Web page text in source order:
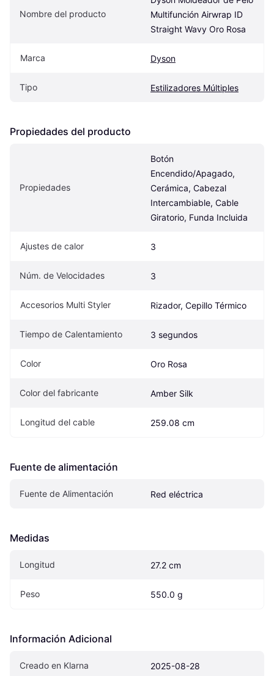
Nombre del producto
Multifunción Airwrap ID
Straight Wavy Oro Rosa
Marca Dyson
Tipo Estilizadores Múltiples
Propiedades del producto
Propiedades
Botón
Encendido/Apagado,
Cerámica, Cabezal
Intercambiable, Cable
Giratorio, Funda Incluida
Ajustes de calor 3
Núm. de Velocidades 3
Accesorios Multi Styler Rizador, Cepillo Térmico
Tiempo de Calentamiento 3 segundos
Color Oro Rosa
Color del fabricante Amber Silk
Longitud del cable 259.08 cm
Fuente de alimentación
Fuente de Alimentación Red eléctrica
Medidas
Longitud 27.2 cm
Peso 550.0 g
Información Adicional
Creado en Klarna 2025-08-28